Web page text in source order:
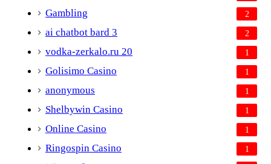
Gambling 2
ai chatbot bard 3 2
vodka-zerkalo.ru 20 1
Golisimo Casino 1
anonymous 1
Shelbywin Casino 1
Online Casino 1
Ringospin Casino 1